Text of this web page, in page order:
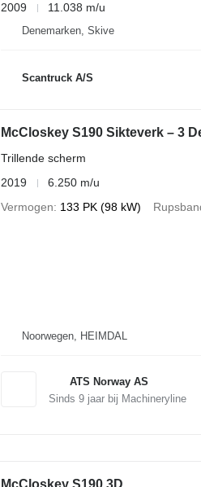
2009
11.038 m/u
Denemarken, Skive
Scantruck A/S
McCloskey S190 Sikteverk – 3
Trillende scherm
2019
6.250 m/u
Vermogen
133 PK (98 kW)
Noorwegen, HEIMDAL
ATS Norway AS
Sinds 9jaar bij Machineryline